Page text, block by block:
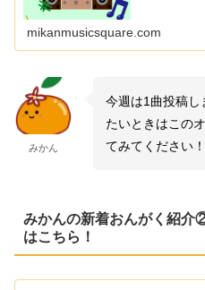
mikanmusicsquare.com
みかん
今週は1曲投稿し
たいときはこの
てみてください！
みかんの新着おんがく紹介
はこちら！